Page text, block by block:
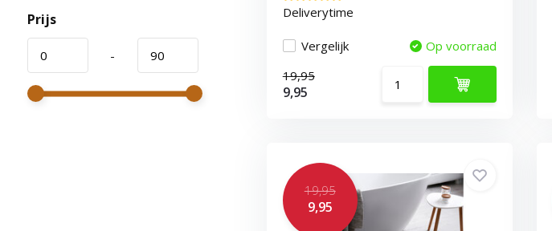
Prijs
-
Deliverytime
Vergelijk
Op voorraad
19,95
9,95
19,95
9,95